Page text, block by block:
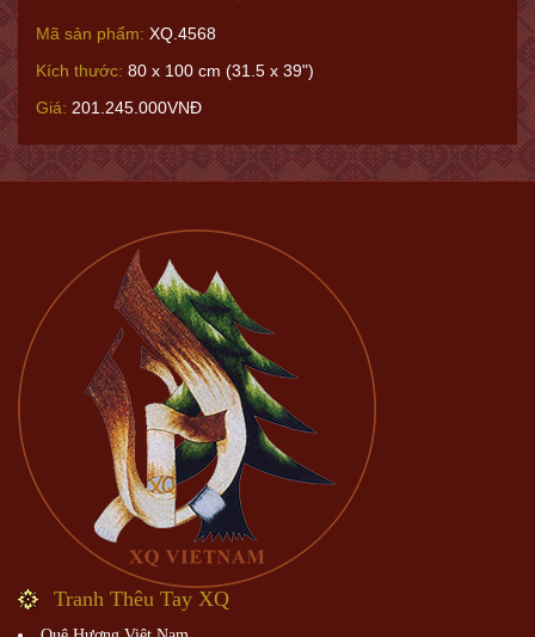
Mã sản phẩm: XQ.4568
Kích thước: 80 x 100 cm (31.5 x 39")
Giá: 201.245.000VNĐ
Tranh Thêu Tay XQ